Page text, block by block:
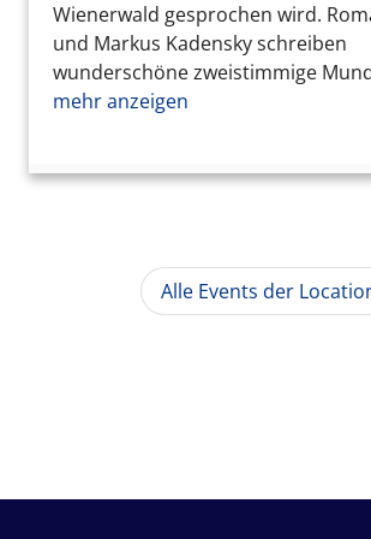
Wienerwald gesprochen wird.
und Markus Kadensky schreiben
wunderschöne zweistimmige
mehr anzeigen
Alle Events der